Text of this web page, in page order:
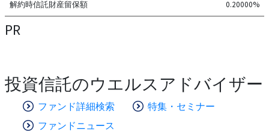
解約時信託財産留保額 0.20000%
PR
投資信託のウエルスアドバイザー
ファンド詳細検索
特集・セミナー
ファンドニュース